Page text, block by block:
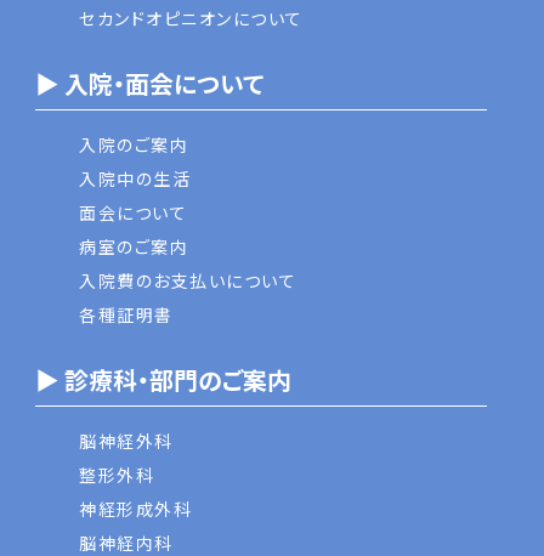
セカンドオピニオンについて
▶ 入院・面会について
入院のご案内
入院中の生活
面会について
病室のご案内
入院費のお支払いについて
各種証明書
▶ 診療科・部門のご案内
脳神経外科
整形外科
神経形成外科
脳神経内科